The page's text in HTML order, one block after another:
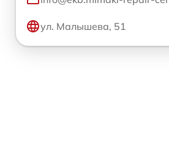
ул. Малышева, 51